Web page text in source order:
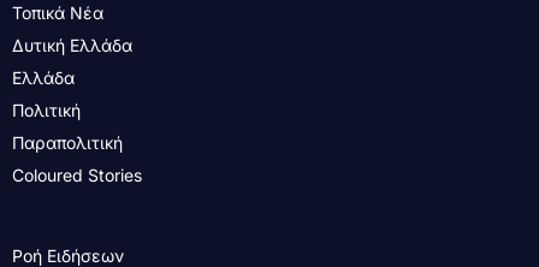
Τοπικά Νέα
Δυτική Ελλάδα
Ελλάδα
Πολιτική
Παραπολιτική
Coloured Stories
Ροή Ειδήσεων